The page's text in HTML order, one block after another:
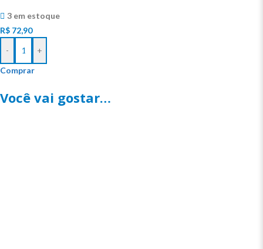
Você vai gostar…
3 em estoque
R$ 72,90
-
+
Comprar